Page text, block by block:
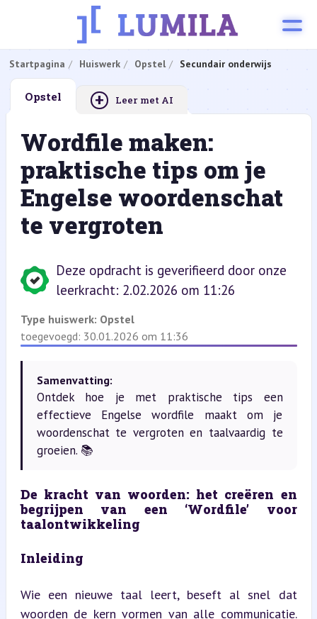
Startpagina Huiswerk Opstel Secundair onderwijs
Opstel + Leer met AI
Wordfile maken:
praktische tips om je
Engelse woordenschat
te vergroten
Deze opdracht is geverifieerd door onze
leerkracht: 2.02.2026 om 11:26
Type huiswerk: Opstel
toegevoegd: 30.01.2026 om 11:36
Samenvatting:
Ontdek hoe je met praktische tips een
effectieve Engelse wordfile maakt om je
woordenschat te vergroten en taalvaardig te
groeien. 📚
De kracht van woorden: het creëren en
begrijpen van een ‘Wordfile’ voor
taalontwikkeling
Inleiding
Wie een nieuwe taal leert, beseft al snel dat
woorden de kern vormen van alle communicatie.